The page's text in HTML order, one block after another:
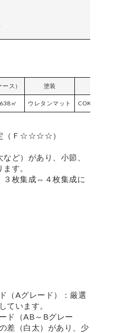
ス） 塗装
㎡ ウレタンマット COK150VPM
（Ｆ☆☆☆☆）
ど）があり、小節、
す。
３枚集成⇔４枚集成に
（Aグレード）：厳選
ています。
ド（AB～Bグレー
差（白太）があり、少